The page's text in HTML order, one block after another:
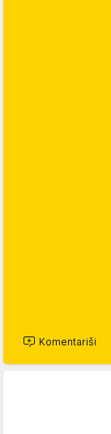
Komentariši